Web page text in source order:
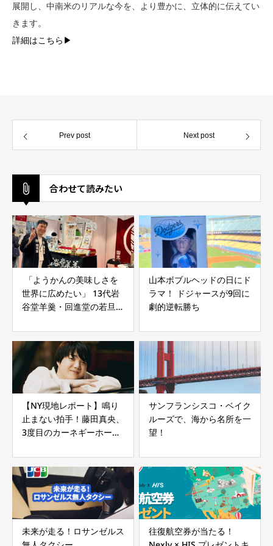
展開し、中南米のリアルな今を、より豊かに、立体的に伝えてい
きます。
詳細はこちら▶︎
Prev post Next post
合わせて読みたい
「ようかんの美味しさを
世界に広めたい」 13代岩
谷堂羊羹・回進堂の若旦
山本ボブルヘッドの日にド
ラマ！ ドジャースが9回に
劇的逆転勝ち
【NY現地レポート】鳴り
止まない拍手！藤田真央、
3度目のカーネギーホール
ナタ
サンフランシスコ・ベイク
ルーズで、海から名所を一
望！
未来が走る！ロサンゼルス
往復航空券が当たる！